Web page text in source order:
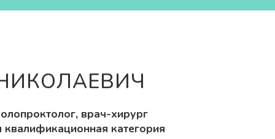
врач-хирург
квалификационная категория